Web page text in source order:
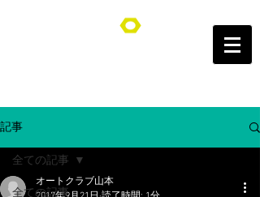
オートクラブ山本/Auto Club YAMAMOTO
記事
全ての記事
全ての記事
オートクラブ山本